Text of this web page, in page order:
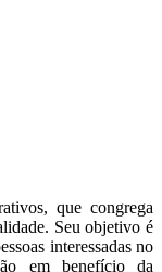
que congrega
Seu objetivo é
interessadas no
em benefício da